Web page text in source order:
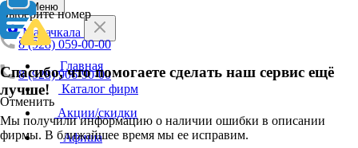
Выберите номер
8 (928) 059-00-00
8 (928) 906-90-00
Отменить
Спасибо, что помогаете сделать наш сервис ещё
лучше!
Мы получили информацию о наличии ошибки в описании
фирмы. В ближайшее время мы ее исправим.
Меню
Махачкала
Главная
Каталог фирм
Акции/скидки
Афиша